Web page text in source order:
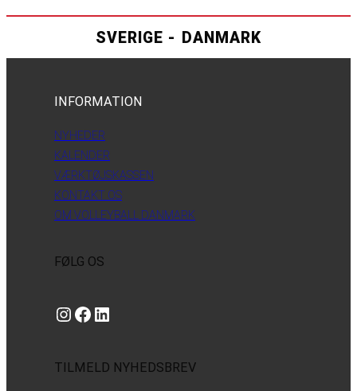
SVERIGE - DANMARK
INFORMATION
NYHEDER
KALENDER
VÆRKTØJSKASSEN
KONTAKT OS
OM VOLLEYBALL DANMARK
FØLG OS
Instagram https://www.facebook.com/danishbeachvolleytour LinkedIn
TILMELD NYHEDSBREV